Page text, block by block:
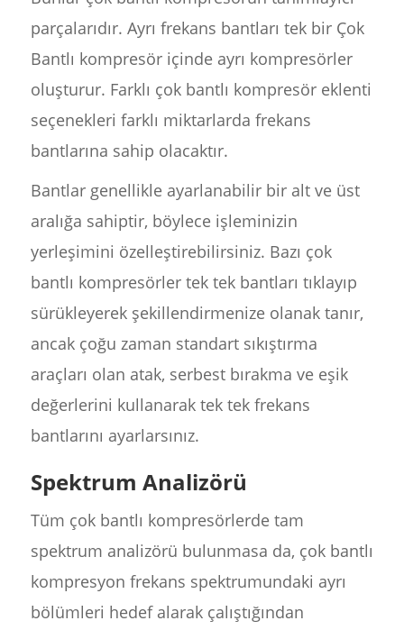
parçalarıdır. Ayrı frekans bantları tek bir Çok
Bantlı kompresör içinde ayrı kompresörler
oluşturur. Farklı çok bantlı kompresör eklenti
seçenekleri farklı miktarlarda frekans
bantlarına sahip olacaktır.
Bantlar genellikle ayarlanabilir bir alt ve üst
aralığa sahiptir, böylece işleminizin
yerleşimini özelleştirebilirsiniz. Bazı çok
bantlı kompresörler tek tek bantları tıklayıp
sürükleyerek şekillendirmenize olanak tanır,
ancak çoğu zaman standart sıkıştırma
araçları olan atak, serbest bırakma ve eşik
değerlerini kullanarak tek tek frekans
bantlarını ayarlarsınız.
Spektrum Analizörü
Tüm çok bantlı kompresörlerde tam
spektrum analizörü bulunmasa da, çok bantlı
kompresyon frekans spektrumundaki ayrı
bölümleri hedef alarak çalıştığından